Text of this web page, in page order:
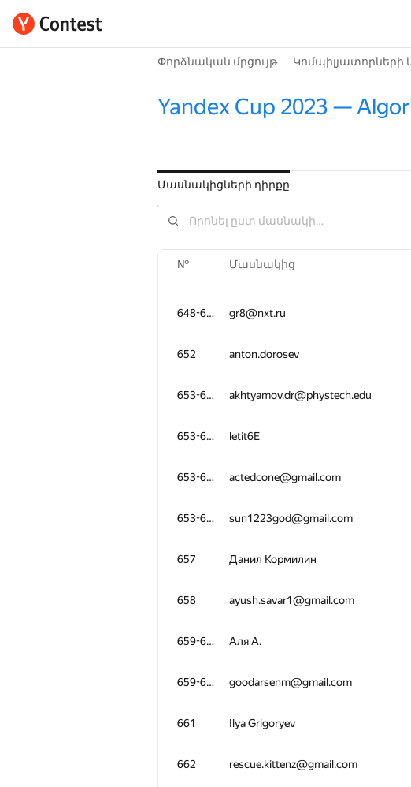
Փորձնական մրցույթ Կոմպիլյատորների
Yandex Cup 2023 —
Մասնակիցների դիրքը
№ Մասնակից
648-651 gr8@nxt.ru
652 anton.dorosev
653-656 akhtyamov.dr@phystech.edu
653-656 letit6E
653-656 actedcone@gmail.com
653-656 sun1223god@gmail.com
657 Данил Кормилин
658 ayush.savar1@gmail.com
659-660 Аля А.
659-660 goodarsenm@gmail.com
661 Ilya Grigoryev
662 rescue.kittenz@gmail.com